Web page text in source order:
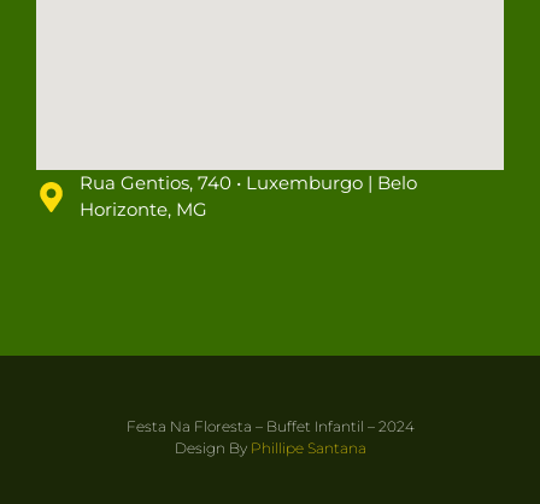
Rua Gentios, 740 • Luxemburgo | Belo
Horizonte, MG
Festa Na Floresta – Buffet Infantil – 2024
Design By Phillipe Santana